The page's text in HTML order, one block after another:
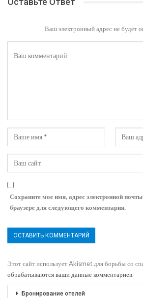
Ваш электронный адрес не будет
Сохраните мое имя, адрес электронной
браузере для следующего комментария.
Этот сайт использует Akismet для борьбы со
обрабатываются ваши данные комментариев.
Бронирование отелей